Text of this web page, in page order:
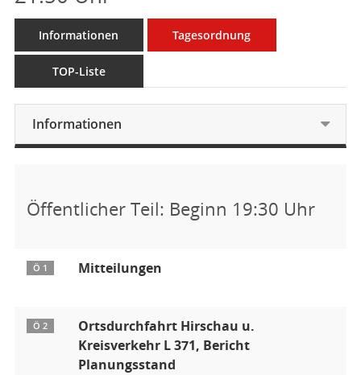
Informationen Tagesordnung
TOP-Liste
Informationen
Öffentlicher Teil: Beginn 19:30 Uhr
Ö 1 Mitteilungen
Ö 2
Ortsdurchfahrt Hirschau u.
Kreisverkehr L 371, Bericht
Planungsstand